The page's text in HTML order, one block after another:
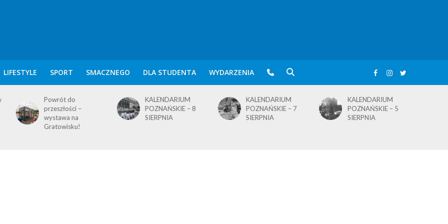
LIFESTYLE SPORT SMACZNEGO DLA STUDENTA WYDARZENIA
KALENDARIUM
POZNAŃSKIE – 8
SIERPNIA
KALENDARIUM
POZNAŃSKIE – 7
SIERPNIA
KALENDARIUM
POZNAŃSKIE – 5
SIERPNIA
KALENDARIUM
POZNAŃSKIE – 4
SIERPNIA